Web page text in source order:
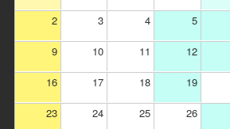
2 3 4 5
9 10 11 12
16 17 18 19
23 24 25 26